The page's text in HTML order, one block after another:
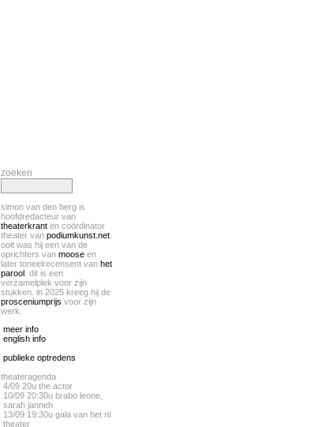
zoeken
simon van den berg is
hoofdredacteur van
theaterkrant en coördinator
theater van podiumkunst.net
ooit was hij een van de
oprichters van moose en
later toneelrecensent van het
parool . dit is een
verzamelplek voor zijn
stukken. in 2025 kreeg hij de
prosceniumprijs voor zijn
werk.
meer info
english info
publieke optredens
theateragenda
4/09 20u the actor
10/09 20:30u brabo leone,
sarah janneh
13/09 19:30u gala van het nl
theater